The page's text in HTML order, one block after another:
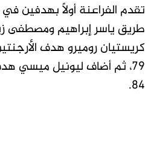
طريق ياسر إبراهيم ومصطفى
كريستيان روميرو هدف
79، ثم أضاف ليونيل ميسي
84.